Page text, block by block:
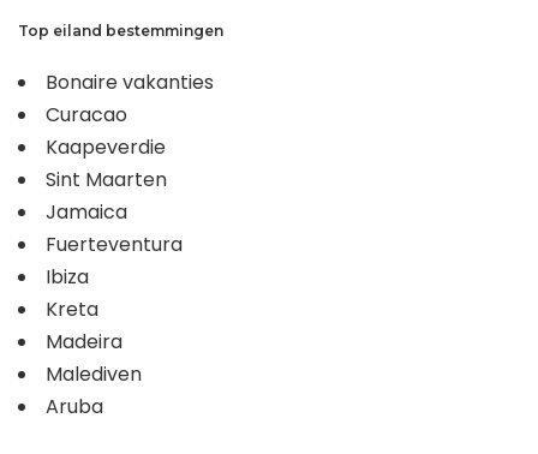
Top eiland bestemmingen
Bonaire vakanties
Curacao
Kaapeverdie
Sint Maarten
Jamaica
Fuerteventura
Ibiza
Kreta
Madeira
Malediven
Aruba